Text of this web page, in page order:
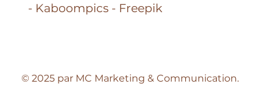
© 2025 par MC Marketing & Communication.
- Kaboompics - Freepik